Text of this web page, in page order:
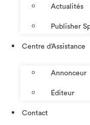
Actualités
Publisher
Centre d’Assistance
Annonceur
Éditeur
Contact